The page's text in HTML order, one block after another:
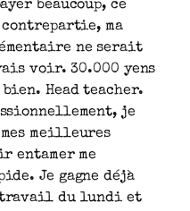
beaucoup, ce
ma
ne serait
voir. 30.000 yens
Head teacher.
je
meilleures
entamer me
Je gagne déjà
travail du lundi et